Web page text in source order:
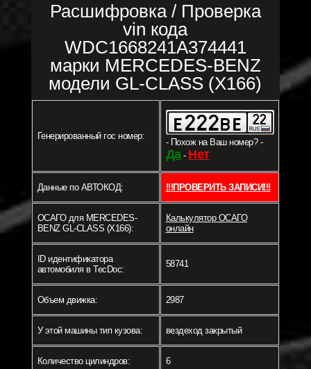
Расшифровка / Проверка
vin кода
WDC1668241A374441
марки MERCEDES-BENZ
модели GL-CLASS (X166)
Генерированный гос номер:
- Похож на Ваш номер? -
Да- Нет
Данные по АВТОКОД: !!!ПРОВЕРИТЬ ЗАПИСИ!!!
ОСАГО для MERCEDES-
BENZ GL-CLASS (X166):
Калькулятор ОСАГО
онлайн
ID идентификатора
автомобиля в TecDoc:
58741
Объем движка: 2987
У этой машины тип кузова: вездеход закрытый
Количество цилиндров: 6